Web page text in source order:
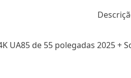
UA85 de 55 polegadas 2025 +